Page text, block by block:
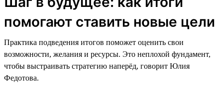
помогают ставить новые цели
Практика подведения итогов поможет оценить свои
возможности, желания и ресурсы. Это неплохой фундамент,
чтобы выстраивать стратегию наперёд, говорит Юлия
Федотова.